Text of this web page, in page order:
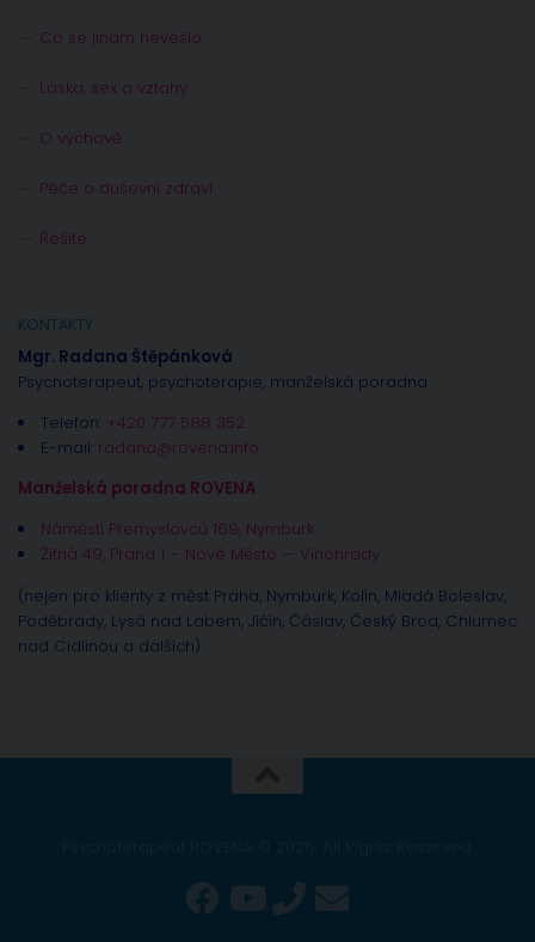
Co se jinam nevešlo
Láska, sex a vztahy
O výchově
Péče o duševní zdraví
Řešíte
KONTAKTY
Mgr. Radana Štěpánková
Psychoterapeut, psychoterapie, manželská poradna
Telefon: +420 777 588 352
E-mail: radana@rovena.info
Manželská poradna ROVENA
Náměstí Přemyslovců 169, Nymburk
Žitná 49, Praha 1 – Nové Město — Vinohrady
(nejen pro klienty z měst Praha, Nymburk, Kolín, Mladá Boleslav,
Poděbrady, Lysá nad Labem, Jíčín, Čáslav, Český Brod, Chlumec
nad Cidlinou a dalších)